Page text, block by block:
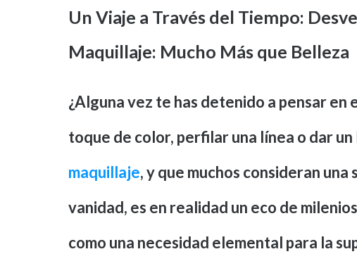
Un Viaje a Través del Tiempo:
Maquillaje: Mucho Más que Belleza
¿Alguna vez te has detenido a pensar
toque de color, perfilar una línea o dar
maquillaje, y que muchos consideran
vanidad, es en realidad un eco de
como una necesidad elemental para la